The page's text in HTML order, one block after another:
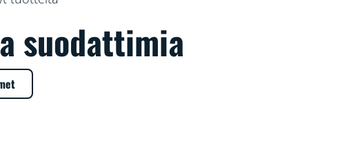
suodattimia